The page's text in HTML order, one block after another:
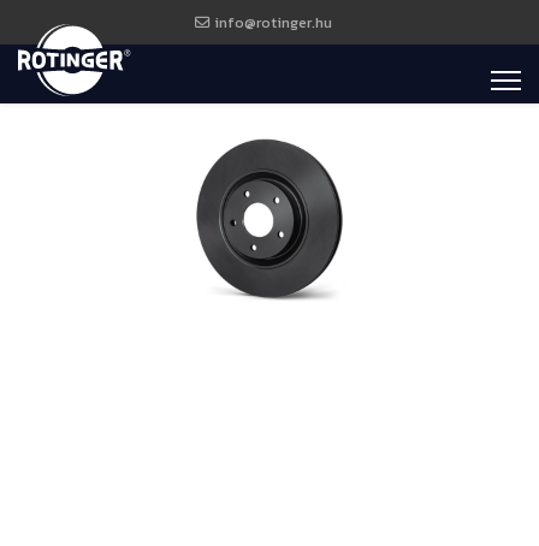
info@rotinger.hu